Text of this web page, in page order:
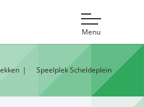
Menu
Speelplek Scheldeplein